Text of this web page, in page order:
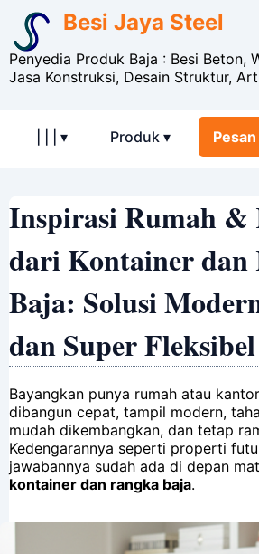
Besi Jaya Steel
Penyedia Produk Baja : Besi Beton,
Jasa Konstruksi, Desain Struktur,
| | | ▾ Produk ▾ Pesan
Inspirasi Rumah
dari Kontainer dan
Baja: Solusi
dan Super Fleksibel
Bayangkan punya rumah atau
dibangun cepat, tampil modern,
mudah dikembangkan, dan tetap
Kedengarannya seperti properti
jawabannya sudah ada di depan
kontainer dan rangka baja.